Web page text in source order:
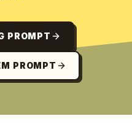
PROMPT
PROMPT